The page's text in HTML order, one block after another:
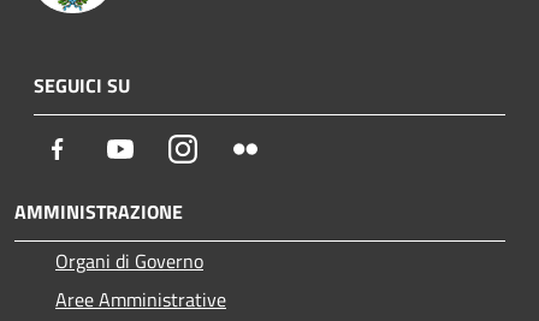
SEGUICI SU
Facebook YoutubeInstagram
AMMINISTRAZIONE
Organi di Governo
Aree Amministrative